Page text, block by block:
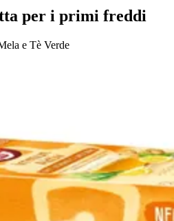
per i primi freddi
e Tè Verde